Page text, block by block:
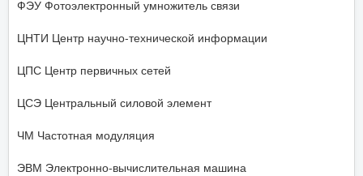
ФЭУ Фотоэлектронный умножитель связи
ЦНТИ Центр научно-технической информации
ЦПС Центр первичных сетей
ЦСЭ Центральный силовой элемент
ЧМ Частотная модуляция
ЭВМ Электронно-вычислительная машина